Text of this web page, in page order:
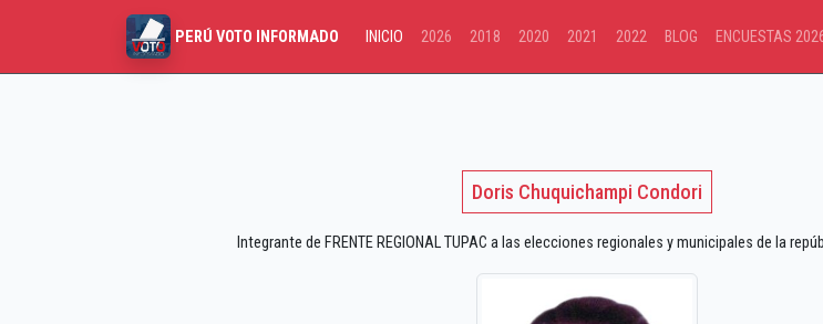
PERÚ VOTO INFORMADO INICIO 2026 2018 2020 2021 2022 BLOG ENCUESTAS
Doris Chuquichampi Condori
Integrante de FRENTE REGIONAL TUPAC a las elecciones regionales y municipales de la